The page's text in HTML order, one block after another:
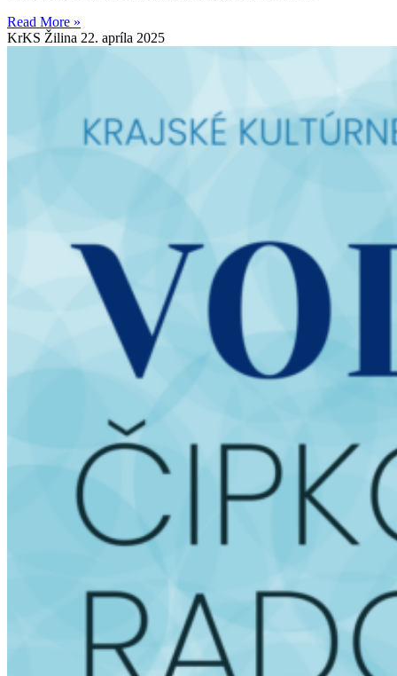
Read More »
KrKS Žilina 22. apríla 2025